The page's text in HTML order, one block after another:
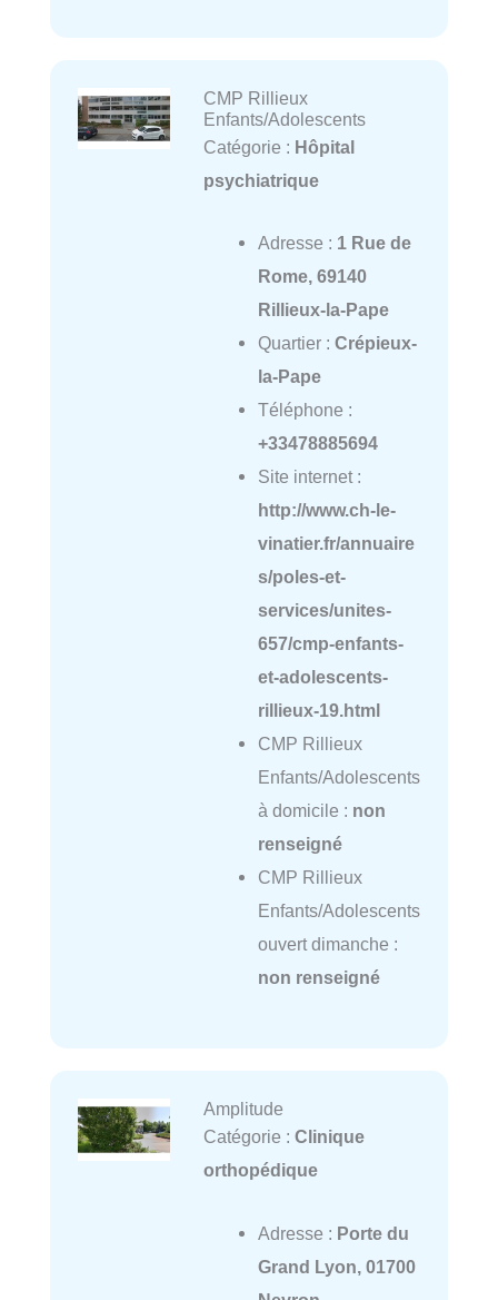
CMP Rillieux
Enfants/Adolescents
Catégorie : Hôpital
psychiatrique
Adresse : 1 Rue de
Rome, 69140
Rillieux-la-Pape
Quartier : Crépieux-
la-Pape
Téléphone :
+33478885694
Site internet :
http://www.ch-le-
vinatier.fr/annuaire
s/poles-et-
services/unites-
657/cmp-enfants-
et-adolescents-
rillieux-19.html
CMP Rillieux
Enfants/Adolescents
à domicile : non
renseigné
CMP Rillieux
Enfants/Adolescents
ouvert dimanche :
non renseigné
Amplitude
Catégorie : Clinique
orthopédique
Adresse : Porte du
Grand Lyon, 01700